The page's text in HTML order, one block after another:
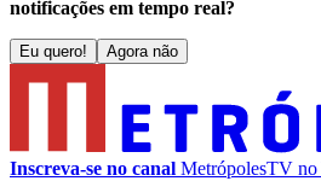
notificações em tempo real?
Eu quero! Agora não
Inscreva-se no canal MetrópolesTV no